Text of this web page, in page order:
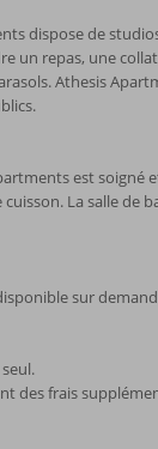
dispose de
un repas, une
Athesis
est
La salle
sur
des frais